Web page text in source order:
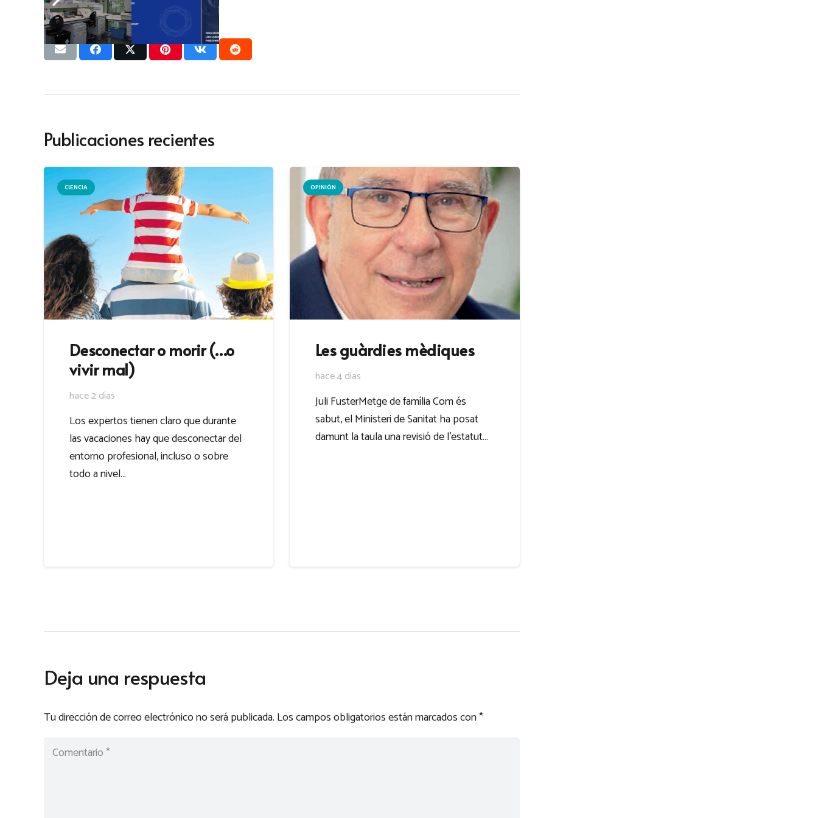
Publicaciones recientes
CIENCIA
Desconectar o morir (…o
vivir mal)
hace 2 días
Los expertos tienen claro que durante
las vacaciones hay que desconectar del
entorno profesional, incluso o sobre
todo a nivel…
OPINIÓN
Les guàrdies mèdiques
hace 4 días
Juli FusterMetge de família Com és
sabut, el Ministeri de Sanitat ha posat
damunt la taula una revisió de l’estatut…
Deja una respuesta
Tu dirección de correo electrónico no será publicada. Los campos obligatorios están marcados con*